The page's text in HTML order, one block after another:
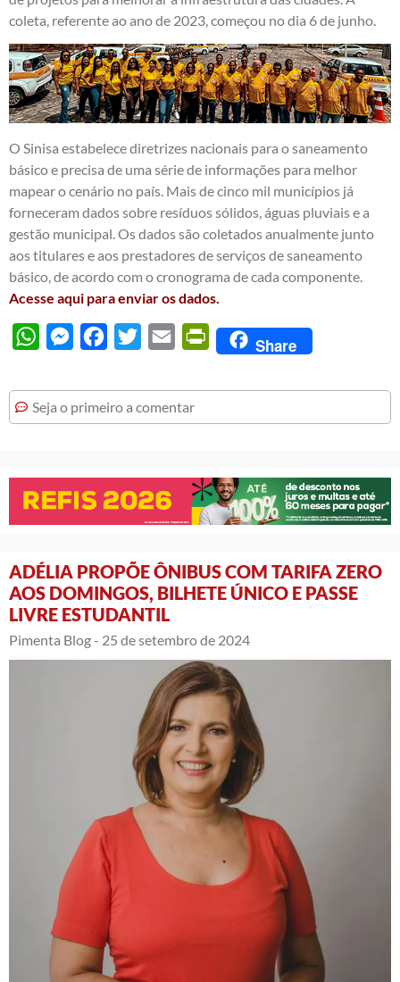
coleta, referente ao ano de 2023, começou no dia 6 de junho.
O Sinisa estabelece diretrizes nacionais para o saneamento
básico e precisa de uma série de informações para melhor
mapear o cenário no país. Mais de cinco mil municípios já
forneceram dados sobre resíduos sólidos, águas pluviais e a
gestão municipal. Os dados são coletados anualmente junto
aos titulares e aos prestadores de serviços de saneamento
básico, de acordo com o cronograma de cada componente.
Acesse aqui para enviar os dados.
WhatsAppMessengerFacebook
Twitter Email PrintFriendly
Share
Seja o primeiro a comentar
ADÉLIA PROPÕE ÔNIBUS COM TARIFA ZERO
AOS DOMINGOS, BILHETE ÚNICO E PASSE
LIVRE ESTUDANTIL
Pimenta Blog - 25 de setembro de 2024